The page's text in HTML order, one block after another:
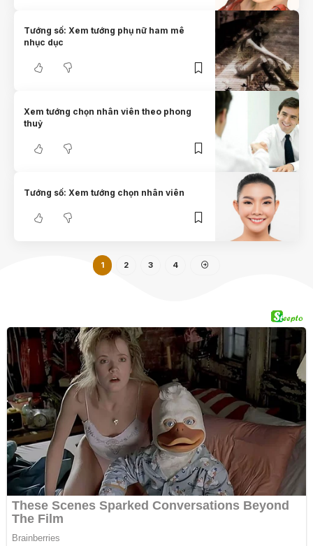
Tướng số: Xem tướng phụ nữ ham mê
nhục dục
Xem tướng chọn nhân viên theo phong
thuỷ
Tướng số: Xem tướng chọn nhân viên
1 2 3 4